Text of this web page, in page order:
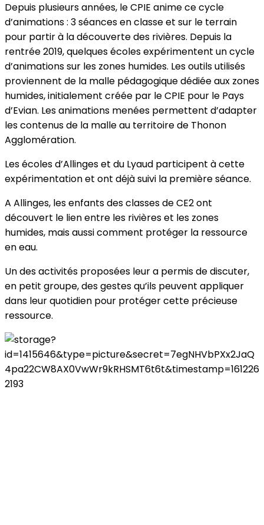
Depuis plusieurs années, le CPIE anime ce cycle
d’animations : 3 séances en classe et sur le terrain
pour partir à la découverte des rivières. Depuis la
rentrée 2019, quelques écoles expérimentent un cycle
d’animations sur les zones humides. Les outils utilisés
proviennent de la malle pédagogique dédiée aux zones
humides, initialement créée par le CPIE pour le Pays
d’Evian. Les animations menées permettent d’adapter
les contenus de la malle au territoire de Thonon
Agglomération.
Les écoles d’Allinges et du Lyaud participent à cette
expérimentation et ont déjà suivi la première séance.
A Allinges, les enfants des classes de CE2 ont
découvert le lien entre les rivières et les zones
humides, mais aussi comment protéger la ressource
en eau.
Un des activités proposées leur a permis de discuter,
en petit groupe, des gestes qu’ils peuvent appliquer
dans leur quotidien pour protéger cette précieuse
ressource.